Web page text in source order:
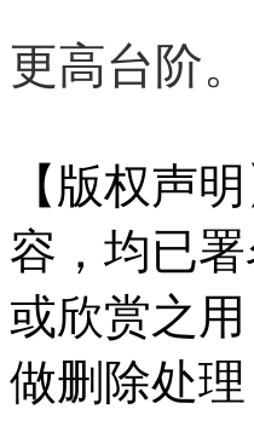
更高台阶。
【版权声
容，均已
或欣赏之
做删除处理